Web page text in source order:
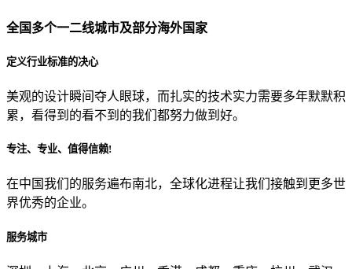
贵公司的团队规模是？
目前主要的营销渠道是？
全国多个一二线城市及部分海外国家
定义行业标准的决心
美观的设计瞬间夺人眼球，而扎实的技术实力需要多年默默积
累，看得到的看不到的我们都努力做到好。
专注、专业、值得信赖!
在中国我们的服务遍布南北，全球化进程让我们接触到更多世
界优秀的企业。
服务城市